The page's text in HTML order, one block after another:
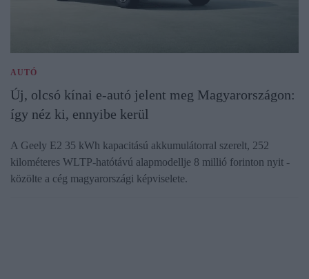
AUTÓ
Új, olcsó kínai e-autó jelent meg Magyarországon:
így néz ki, ennyibe kerül
A Geely E2 35 kWh kapacitású akkumulátorral szerelt, 252
kilométeres WLTP-hatótávú alapmodellje 8 millió forinton nyit -
közölte a cég magyarországi képviselete.